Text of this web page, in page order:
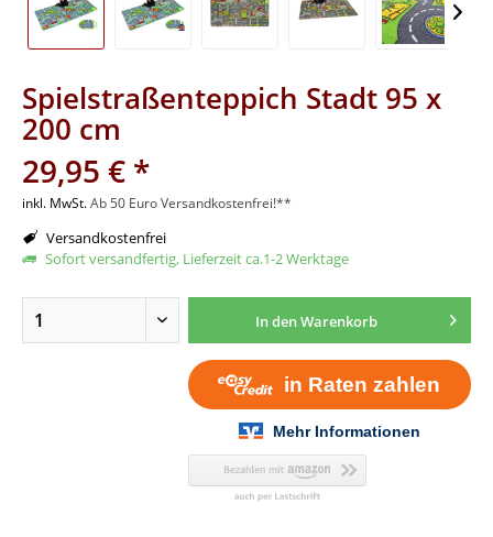
Spielstraßenteppich Stadt 95 x
200 cm
29,95 € *
inkl. MwSt.Ab 50 Euro Versandkostenfrei!**
Versandkostenfrei
Sofort versandfertig, Lieferzeit ca.1-2 Werktage
In denWarenkorb